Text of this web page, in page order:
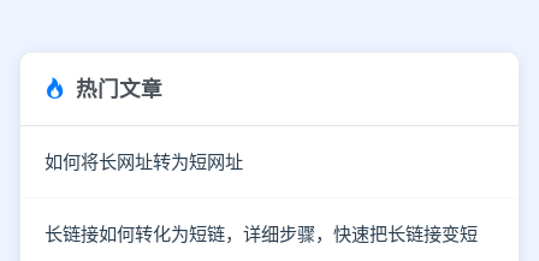
热门文章
如何将长网址转为短网址
长链接如何转化为短链，详细步骤，快速把长链接变短